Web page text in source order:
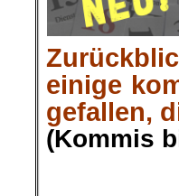
einige
gefallen,
(Kommis